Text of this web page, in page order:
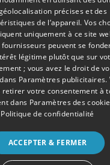
précises et des
de l’appareil. Vos
uniquement à ce site
peuvent se
légitime plutôt que sur
; vous avez le droit de
Paramètres publicitaires.
retirer votre consentement à
dans Paramètres des
Politique de confidentialité
ACCEPTER & FERMER